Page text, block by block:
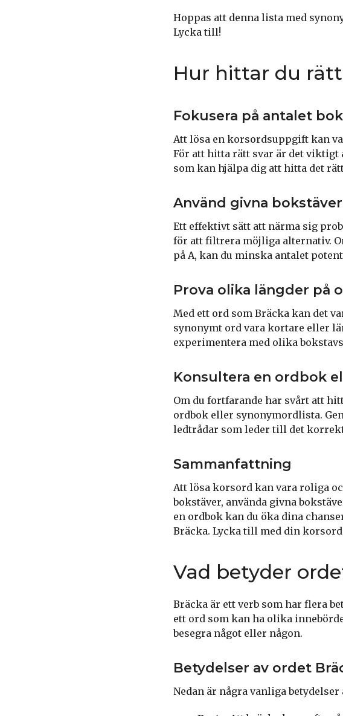
Hoppas att denna lista med
Lycka till!
Hur hittar du
Fokusera på antalet
Att lösa en korsordsuppgift kan
För att hitta rätt svar är det viktigt
som kan hjälpa dig att hitta det
Använd givna
Ett effektivt sätt att närma sig
för att filtrera möjliga alternativ.
på A, kan du minska antalet
Prova olika längder på
Med ett ord som Bräcka kan det
synonymt ord vara kortare eller
experimentera med olika
Konsultera en ordbok
Om du fortfarande har svårt att
ordbok eller synonymordlista.
ledtrådar som leder till det
Sammanfattning
Att lösa korsord kan vara roliga
bokstäver, använda givna
en ordbok kan du öka dina
Bräcka. Lycka till med din
Vad betyder
Bräcka är ett verb som har flera
ett ord som kan ha olika
besegra något eller någon.
Betydelser av ordet
Nedan är några vanliga betydelser